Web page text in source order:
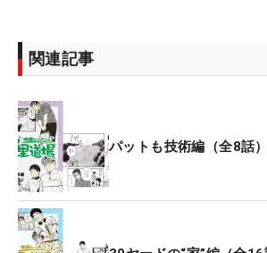
関連記事
パットも技術編（全8話